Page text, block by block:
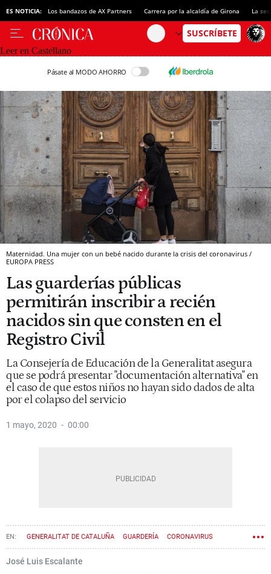
ES NOTICIA: Los bandazos de AX Partners Carrera por la alcaldía de Girona La
Leer en Castellano
Pásate al MODO AHORRO
Maternidad. Una mujer con un bebé nacido durante la crisis del coronavirus /
EUROPA PRESS
Las guarderías públicas
permitirán inscribir a recién
nacidos sin que consten en el
Registro Civil
La Consejería de Educación de la Generalitat asegura
que se podrá presentar "documentación alternativa" en
el caso de que estos niños no hayan sido dados de alta
por el colapso del servicio
1 mayo, 2020 00:00
GENERALITAT DE CATALUÑA GUARDERÍA CORONAVIRUS
ESTADO DE ALARMA
José Luis Escalante